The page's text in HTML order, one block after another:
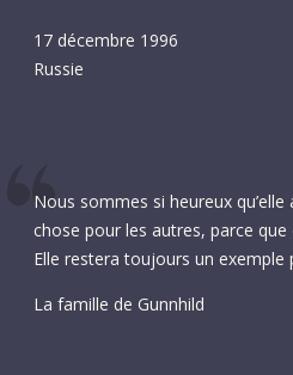
17 décembre 1996
Russie
Nous sommes si heureux
chose pour les autres, parce que
Elle restera toujours un exemple
La famille de Gunnhild